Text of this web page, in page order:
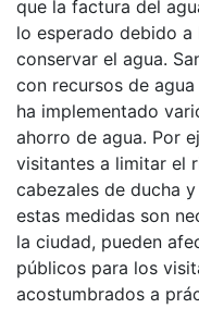
que la factura del
lo esperado debido
conservar el agua.
con recursos de
ha implementado
ahorro de agua. Por
visitantes a limitar el
cabezales de ducha
estas medidas son
la ciudad, pueden
públicos para los
acostumbrados a